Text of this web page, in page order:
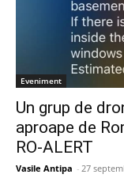
Eveniment
Un grup de
aproape de
RO-ALERT
Vasile Antipa - 27